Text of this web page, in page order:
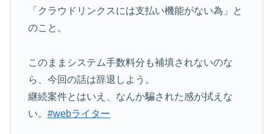
「クラウドリンクスには支払い機能がない為」と
のこと。
このままシステム手数料分も補填されないのな
ら、今回の話は辞退しよう。
継続案件とはいえ、なんか騙された感が拭えな
い。 #webライター